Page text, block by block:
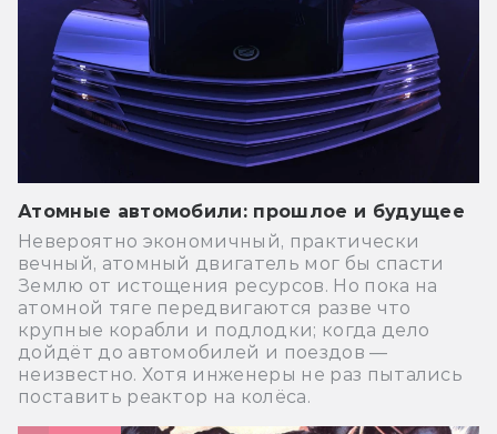
Атомные автомобили: прошлое и будущее
Невероятно экономичный, практически
вечный, атомный двигатель мог бы спасти
Землю от истощения ресурсов. Но пока на
атомной тяге передвигаются разве что
крупные корабли и подлодки; когда дело
дойдёт до автомобилей и поездов —
неизвестно. Хотя инженеры не раз пытались
поставить реактор на колёса.